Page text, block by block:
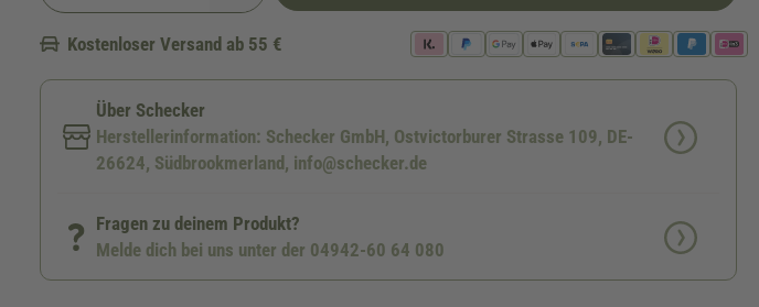
Kostenloser Versand ab 55 €
Über Schecker
Herstellerinformation: Schecker GmbH, Ostvictorburer Strasse 109, DE-
26624, Südbrookmerland, info@schecker.de
Fragen zu deinem Produkt?
Melde dich bei uns unter der 04942-60 64 080